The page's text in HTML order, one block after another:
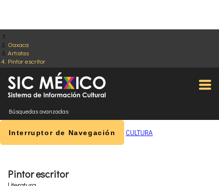
Oaxaca
Artistas
Pintor escritor
Búsquedas avanzadas
Interruptor de Navegación CULTURA
Pintor escritor